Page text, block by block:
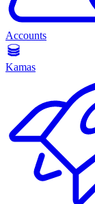
Accounts
Kamas